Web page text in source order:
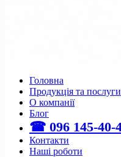
Головна
Продукція та послуги
О компанії
Блог
☎ 096 145-40-
Контакти
Наші роботи